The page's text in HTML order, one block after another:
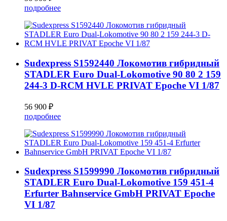
подробнее
Sudexpress S1592440 Локомотив гибридный
STADLER Euro Dual-Lokomotive 90 80 2 159
244-3 D-RCM HVLE PRIVAT Epoche VI 1/87
56 900 ₽
подробнее
Sudexpress S1599990 Локомотив гибридный
STADLER Euro Dual-Lokomotive 159 451-4
Erfurter Bahnservice GmbH PRIVAT Epoche
VI 1/87